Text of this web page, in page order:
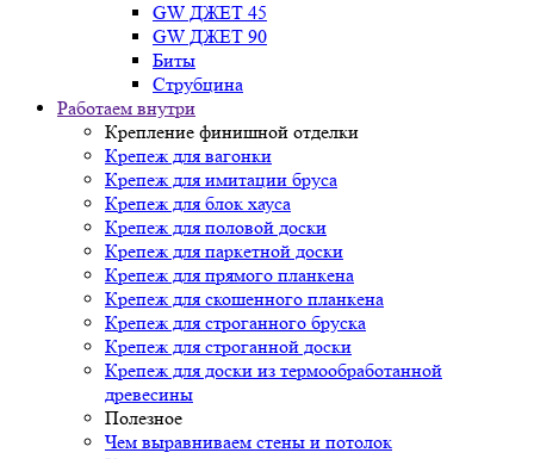
GW ДЖЕТ 45
GW ДЖЕТ 90
Биты
Струбцина
Работаем внутри
Крепление финишной отделки
Крепеж для вагонки
Крепеж для имитации бруса
Крепеж для блок хауса
Крепеж для половой доски
Крепеж для паркетной доски
Крепеж для прямого планкена
Крепеж для скошенного планкена
Крепеж для строганного бруска
Крепеж для строганной доски
Крепеж для доски из термообработанной
древесины
Полезное
Чем выравниваем стены и потолок